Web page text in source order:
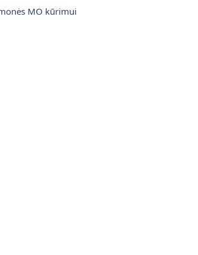
MO kūrimui